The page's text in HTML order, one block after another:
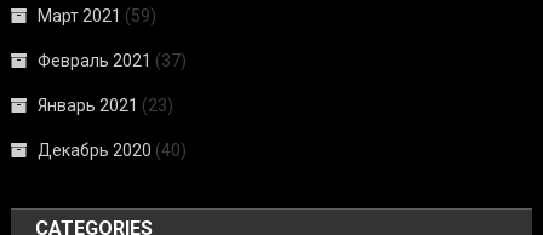
Март 2021 (59)
Февраль 2021 (37)
Январь 2021 (23)
Декабрь 2020 (40)
CATEGORIES